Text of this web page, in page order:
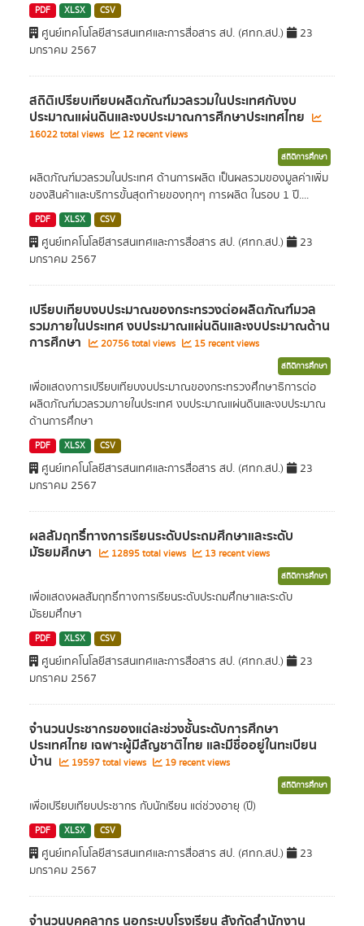
PDF XLSX CSV
ศูนย์เทคโนโลยีสารสนเทศและการสื่อสาร สป. (ศทก.สป.)
23
มกราคม 2567
สถิติเปรียบเทียบผลิตภัณฑ์มวลรวมในประเทศกับงบ
ประมาณแผ่นดินและงบประมาณการศึกษาประเทศไทย
16022 total views 12 recent views
สถิติการศึกษา
ผลิตภัณฑ์มวลรวมในประเทศ ด้านการผลิต เป็นผลรวมของมูลค่าเพิ่ม
ของสินค้าและบริการขั้นสุดท้ายของทุกๆ การผลิต ในรอบ 1 ปี....
PDF XLSX CSV
ศูนย์เทคโนโลยีสารสนเทศและการสื่อสาร สป. (ศทก.สป.)
23
มกราคม 2567
เปรียบเทียบงบประมาณของกระทรวงต่อผลิตภัณฑ์มวล
รวมภายในประเทศ งบประมาณแผ่นดินและงบประมาณด้าน
การศึกษา 20756 total views 15 recent views
สถิติการศึกษา
เพื่อแสดงการเปรียบเทียบงบประมาณของกระทรวงศึกษาธิการต่อ
ผลิตภัณฑ์มวลรวมภายในประเทศ งบประมาณแผ่นดินและงบประมาณ
ด้านการศึกษา
PDF XLSX CSV
ศูนย์เทคโนโลยีสารสนเทศและการสื่อสาร สป. (ศทก.สป.)
23
มกราคม 2567
ผลสัมฤทธิ์ทางการเรียนระดับประถมศึกษาและระดับ
มัธยมศึกษา 12895 total views 13 recent views
สถิติการศึกษา
เพื่อแสดงผลสัมฤทธิ์ทางการเรียนระดับประถมศึกษาและระดับ
มัธยมศึกษา
PDF XLSX CSV
ศูนย์เทคโนโลยีสารสนเทศและการสื่อสาร สป. (ศทก.สป.)
23
มกราคม 2567
จำนวนประชากรของแต่ละช่วงชั้นระดับการศึกษา
ประเทศไทย เฉพาะผู้มีสัญชาติไทย และมีชื่ออยู่ในทะเบียน
บ้าน 19597 total views 19 recent views
สถิติการศึกษา
เพื่อเปรียบเทียบประชากร กับนักเรียน แต่ช่วงอายุ (ปี)
PDF XLSX CSV
ศูนย์เทคโนโลยีสารสนเทศและการสื่อสาร สป. (ศทก.สป.)
23
มกราคม 2567
จำนวนบุคคลากร นอกระบบโรงเรียน สังกัดสำนักงาน